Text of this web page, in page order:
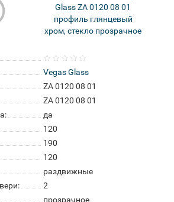
Vegas Glass
ZA 0120 08 01
ZA 0120 08 01
да
120
190
120
раздвижные
2
прозрачное